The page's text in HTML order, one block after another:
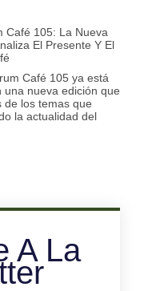
Café 105: La Nueva
El Presente Y El
Café 105 ya está
una nueva edición que
de los temas que
la actualidad del
A La